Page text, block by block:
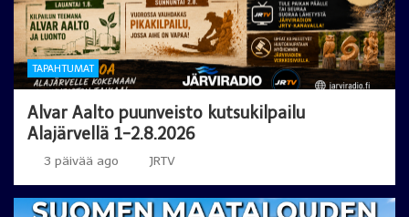
TAPAHTUMAT
Alvar Aalto puunveisto kutsukilpailu
Alajärvellä 1-2.8.2026
3 päivää ago JRTV